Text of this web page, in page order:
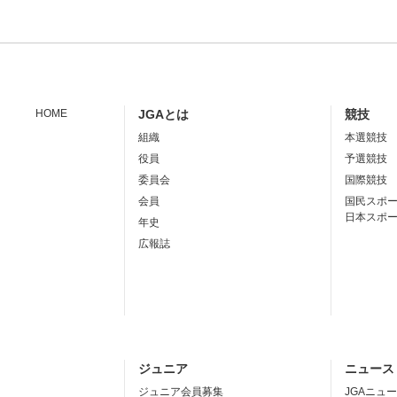
HOME JGAとは
組織
役員
委員会
会員
年史
広報誌
競技
本選競技
予選競技
国際競技
国民スポ
日本スポ
ジュニア
ジュニア会員募集
ニュース
JGAニュ